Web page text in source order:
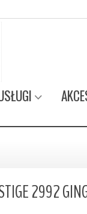
2992